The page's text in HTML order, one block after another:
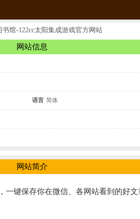
书馆-122cc太阳集成游戏官方网站
网站信息
语言 简体
网站简介
键保存你在微信、各网站看到的好